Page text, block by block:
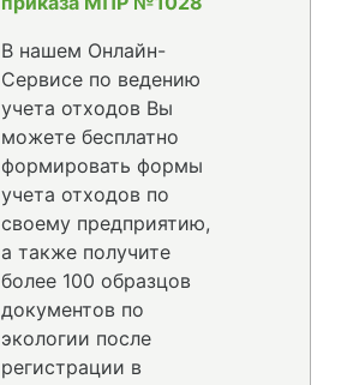
В нашем Онлайн-
Сервисе по ведению
учета отходов Вы
можете бесплатно
формировать формы
учета отходов по
своему предприятию,
а также получите
более 100 образцов
документов по
экологии после
регистрации в